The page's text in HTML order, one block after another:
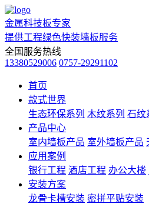
金属科技板专家
提供工程绿色快装墙板服务
全国服务热线
13380529006 0757-29291102
首页
款式世界
生态环保系列 木纹系列 石纹
产品中心
室内墙板产品 室外墙板产品
应用案例
银行工程 酒店工程 办公大楼
安装方案
龙骨卡槽安装 密拼平贴安装